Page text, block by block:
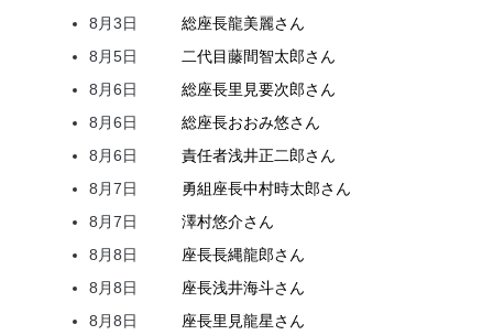
8月3日
総座長龍美麗さん
8月5日
二代目藤間智太郎さん
8月6日
総座長里見要次郎さん
8月6日
総座長おおみ悠さん
8月6日
責任者浅井正二郎さん
8月7日
勇組座長中村時太郎さん
8月7日
澤村悠介さん
8月8日
座長長縄龍郎さん
8月8日
座長浅井海斗さん
8月8日
座長里見龍星さん